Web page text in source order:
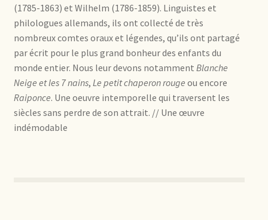
(1785-1863) et Wilhelm (1786-1859). Linguistes et
philologues allemands, ils ont collecté de très
nombreux comtes oraux et légendes, qu’ils ont partagé
par écrit pour le plus grand bonheur des enfants du
monde entier. Nous leur devons notamment Blanche
Neige et les 7 nains, Le petit chaperon rouge ou encore
Raiponce. Une oeuvre intemporelle qui traversent les
siècles sans perdre de son attrait. // Une œuvre
indémodable